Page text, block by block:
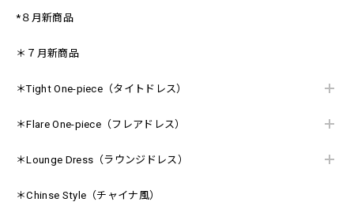
*８月新商品
＊７月新商品
＊Tight One-piece（タイトドレス）
＊Flare One-piece（フレアドレス）
＊Lounge Dress（ラウンジドレス）
＊Chinse Style（チャイナ風）